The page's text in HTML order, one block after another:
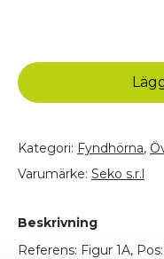
med
hållare
skruv,
bakre,
mängd
Kategori: Fyndhörna,
Varumärke: Seko s.r.l
Beskrivning
Referens: Figur 1A,